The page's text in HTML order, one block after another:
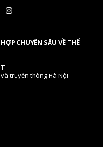
CHUYÊN SÂU VỀ THỂ
truyền thông Hà Nội